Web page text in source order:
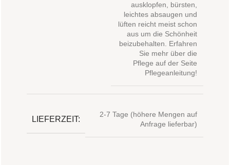
ausklopfen, bürsten,
leichtes absaugen und
lüften reicht meist schon
aus um die Schönheit
beizubehalten. Erfahren
Sie mehr über die
Pflege auf der Seite
Pflegeanleitung!
LIEFERZEIT:
2-7 Tage (höhere Mengen auf
Anfrage lieferbar)